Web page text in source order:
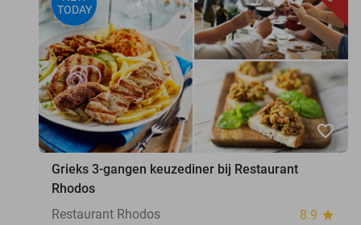
TODAY
favorite_border
Grieks 3-gangen keuzediner bij Restaurant
Rhodos
Restaurant Rhodos
8.9 star